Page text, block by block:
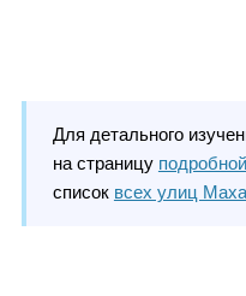
Для детального
на страницу
список всех улиц